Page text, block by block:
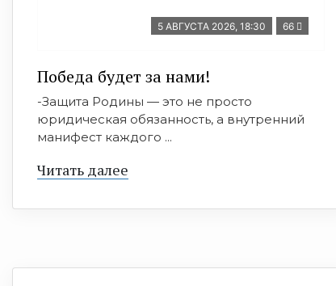
5 АВГУСТА 2026, 18:30 66
Победа будет за нами!
-Защита Родины — это не просто
юридическая обязанность, а внутренний
манифест каждого ...
Читать далее